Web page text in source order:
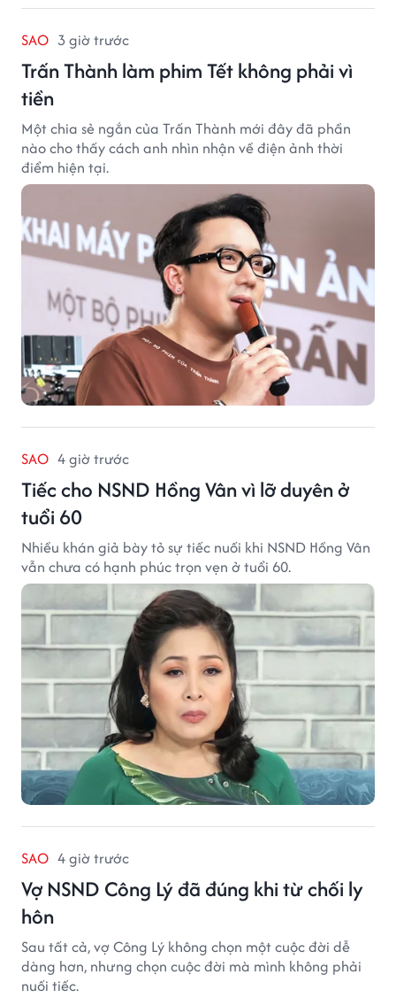
SAO 3 giờ trước
Trấn Thành làm phim Tết không phải vì
tiền
Một chia sẻ ngắn của Trấn Thành mới đây đã phần
nào cho thấy cách anh nhìn nhận về điện ảnh thời
điểm hiện tại.
SAO 4 giờ trước
Tiếc cho NSND Hồng Vân vì lỡ duyên ở
tuổi 60
Nhiều khán giả bày tỏ sự tiếc nuối khi NSND Hồng Vân
vẫn chưa có hạnh phúc trọn vẹn ở tuổi 60.
SAO 4 giờ trước
Vợ NSND Công Lý đã đúng khi từ chối ly
hôn
Sau tất cả, vợ Công Lý không chọn một cuộc đời dễ
dàng hơn, nhưng chọn cuộc đời mà mình không phải
nuối tiếc.